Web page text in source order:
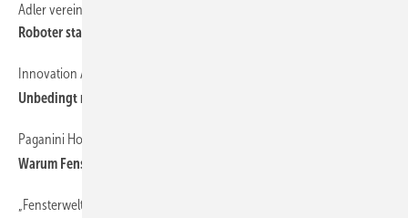
Adler vereinfacht Fensterbeschichtung
Roboter statt Fluttechnik
Innovation Award auf der FENSTERBAU FRONTALE 2026!
Unbedingt mitmachen!
Paganini Holz
Warum Fensterbauer diesem Händler vertrauen können
„Fensterwelt im Wandel“